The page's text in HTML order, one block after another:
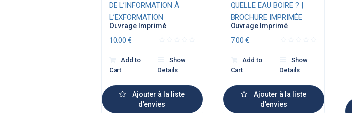
DE L’INFORMATION À
L’EXFORMATION
Ouvrage Imprimé
10.00 €
Add to
Cart
Show
Details
Ajouter à la liste
d’envies
QUELLE EAU BOIRE ? |
BROCHURE IMPRIMÉE
Ouvrage Imprimé
7.00€
Add to
Cart
Show
Details
Ajouter à la liste
d’envies